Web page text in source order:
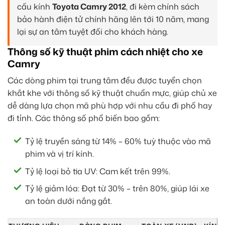
cấu kính Toyota Camry 2012, đi kèm chính sách
bảo hành điện tử chính hãng lên tới 10 năm, mang
lại sự an tâm tuyệt đối cho khách hàng.
Thông số kỹ thuật phim cách nhiệt cho xe
Camry
Các dòng phim tại trung tâm đều được tuyển chọn
khắt khe với thông số kỹ thuật chuẩn mực, giúp chủ xe
dễ dàng lựa chọn mã phù hợp với nhu cầu đi phố hay
đi tỉnh. Các thông số phổ biến bao gồm:
Tỷ lệ truyền sáng từ 14% – 60% tuỳ thuộc vào mã
phim và vị trí kính.
Tỷ lệ loại bỏ tia UV: Cam kết trên 99%.
Tỷ lệ giảm lóa: Đạt từ 30% – trên 80%, giúp lái xe
an toàn dưới nắng gắt.